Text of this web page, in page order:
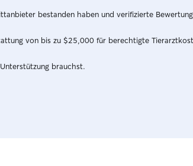
bestanden haben und verifizierte
von bis zu $25,000 für berechtigte
brauchst.